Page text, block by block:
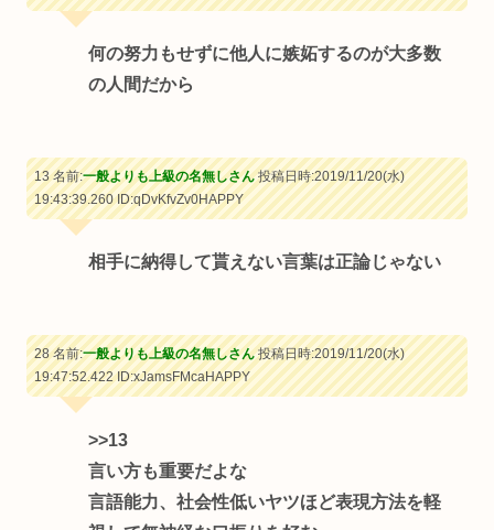
何の努力もせずに他人に嫉妬するのが大多数
の人間だから
13 名前:一般よりも上級の名無しさん投稿日時:2019/11/20(水)
19:43:39.260ID:qDvKfvZv0HAPPY
相手に納得して貰えない言葉は正論じゃない
28 名前:一般よりも上級の名無しさん投稿日時:2019/11/20(水)
19:47:52.422ID:xJamsFMcaHAPPY
>>13
言い方も重要だよな
言語能力、社会性低いヤツほど表現方法を軽